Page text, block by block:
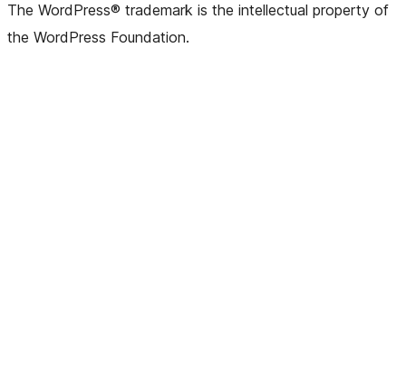
The WordPress® trademark is the intellectual property of
the WordPress Foundation.